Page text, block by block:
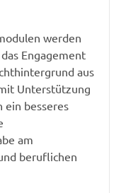
werden
Engagement
aus
Unterstützung
besseres
am
beruflichen